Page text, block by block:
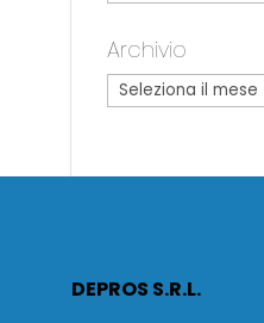
Archivio
DEPROS S.R.L.